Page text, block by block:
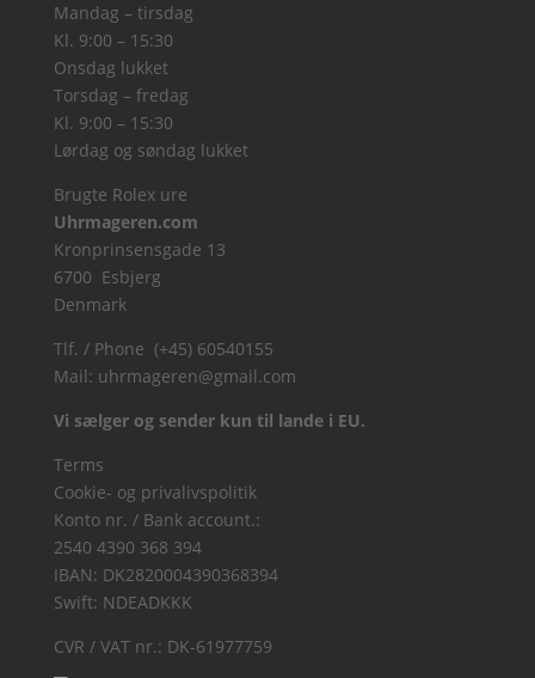
Mandag – tirsdag
Kl. 9:00 – 15:30
Onsdag lukket
Torsdag – fredag
Kl. 9:00 – 15:30
Lørdag og søndag lukket
Brugte Rolex ure
Uhrmageren.com
Kronprinsensgade 13
6700 Esbjerg
Denmark
Tlf. / Phone (+45) 60540155
Mail: uhrmageren@gmail.com
Vi sælger og sender kun til lande i EU.
Terms
Cookie- og privalivspolitik
Konto nr. / Bank account.:
2540 4390 368 394
IBAN: DK2820004390368394
Swift: NDEADKKK
CVR / VAT nr.: DK-61977759